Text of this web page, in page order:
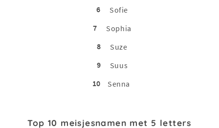
6
Sofie
7
Sophia
8
Suze
9
Suus
10
Senna
Top 10 meisjesnamen met 5 letters